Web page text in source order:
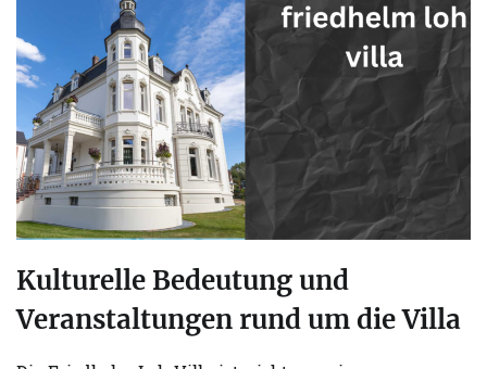
Kulturelle Bedeutung und
Veranstaltungen rund um die Villa